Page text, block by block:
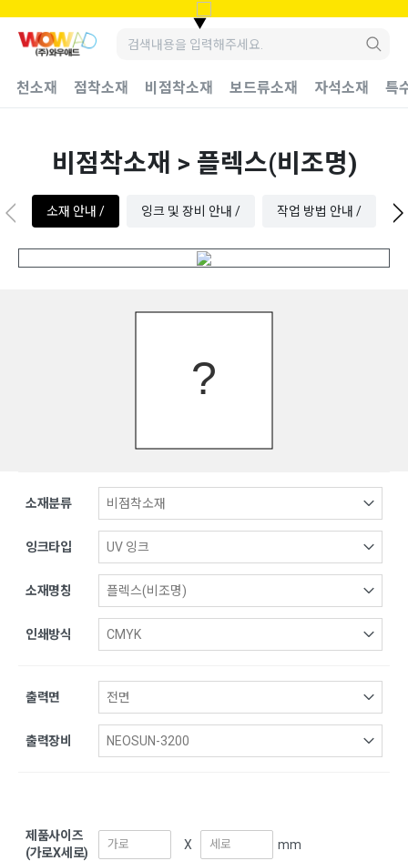
▼
천소재 점착소재 비점착소재 보드류소재 자석소재 특
비점착소재 > 플렉스(비조명)
소재 안내 / 잉크 및 장비 안내 / 작업 방법 안내 /
소재분류
잉크타입
소재명칭
인쇄방식
출력면
출력장비
제품사이즈
(가로X세로)
X mm